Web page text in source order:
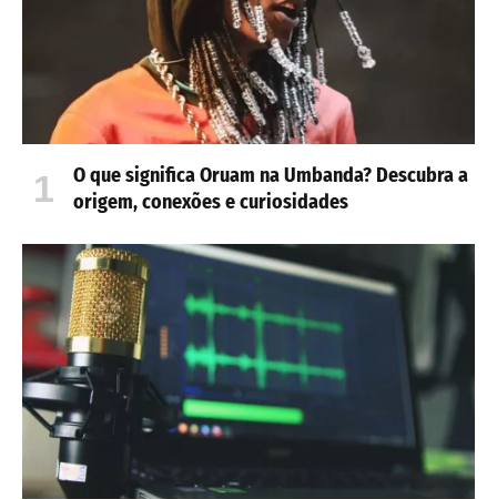
O que significa Oruam na Umbanda? Descubra a
origem, conexões e curiosidades